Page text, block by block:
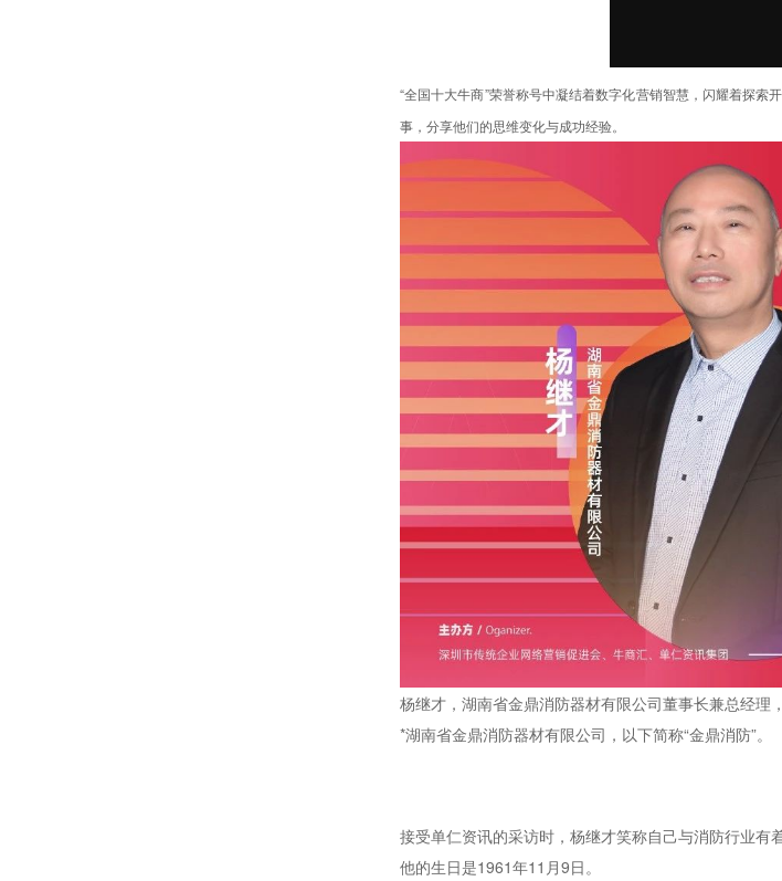
“全国十大牛商”荣誉称号中凝结着数字化营销智慧，闪耀着探
事，分享他们的思维变化与成功经验。
杨继才，湖南省金鼎消防器材有限公司董事长兼总经理
*湖南省金鼎消防器材有限公司，以下简称“金鼎消防”。
接受单仁资讯的采访时，杨继才笑称自己与消防行业有
他的生日是1961年11月9日。